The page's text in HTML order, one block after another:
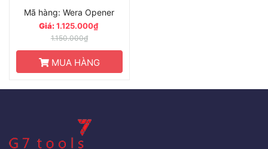
Mã hàng: Wera Opener
Giá:1.125.000₫
1.150.000₫
MUA HÀNG